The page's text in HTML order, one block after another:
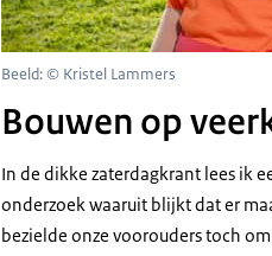
Beeld: © Kristel Lammers
Bouwen op
In de dikke zaterdagkrant lees ik
onderzoek waaruit blijkt dat er
bezielde onze voorouders toch